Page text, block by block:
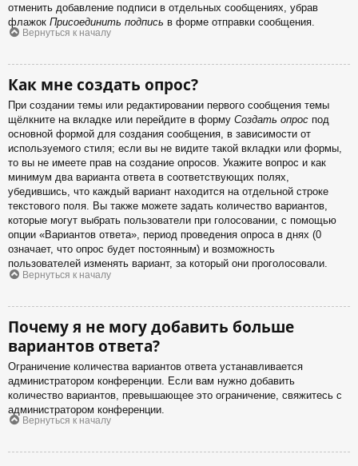
отменить добавление подписи в отдельных сообщениях, убрав
флажок Присоединить подпись в форме отправки сообщения.
Вернуться к началу
Как мне создать опрос?
При создании темы или редактировании первого сообщения темы
щёлкните на вкладке или перейдите в форму Создать опрос под
основной формой для создания сообщения, в зависимости от
используемого стиля; если вы не видите такой вкладки или формы,
то вы не имеете прав на создание опросов. Укажите вопрос и как
минимум два варианта ответа в соответствующих полях,
убедившись, что каждый вариант находится на отдельной строке
текстового поля. Вы также можете задать количество вариантов,
которые могут выбрать пользователи при голосовании, с помощью
опции «Вариантов ответа», период проведения опроса в днях (0
означает, что опрос будет постоянным) и возможность
пользователей изменять вариант, за который они проголосовали.
Вернуться к началу
Почему я не могу добавить больше
вариантов ответа?
Ограничение количества вариантов ответа устанавливается
администратором конференции. Если вам нужно добавить
количество вариантов, превышающее это ограничение, свяжитесь с
администратором конференции.
Вернуться к началу